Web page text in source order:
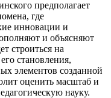
предполагает
где
инновации и
и объясняют
строиться на
становления,
элементов созданной
оценить масштаб и
науку.